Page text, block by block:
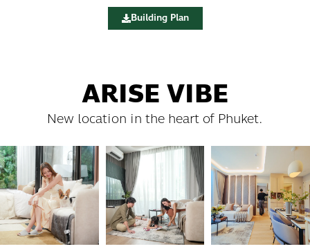
Building Plan
ARISE VIBE
New location in the heart of Phuket.